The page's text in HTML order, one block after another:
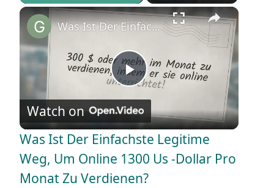
Unmute Fullscreen ×
P
l
a
Was Ist Der Einfachste Legitime Weg, Um Online 1300 Us -Dollar Pro Monat Zu Verdienen?
Watch on
Was Ist Der Einfachste Legitime
Weg, Um Online 1300 Us -Dollar Pro
Monat Zu Verdienen?